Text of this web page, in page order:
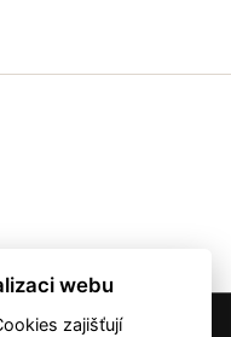
obsahu. |
webu
zajišťují